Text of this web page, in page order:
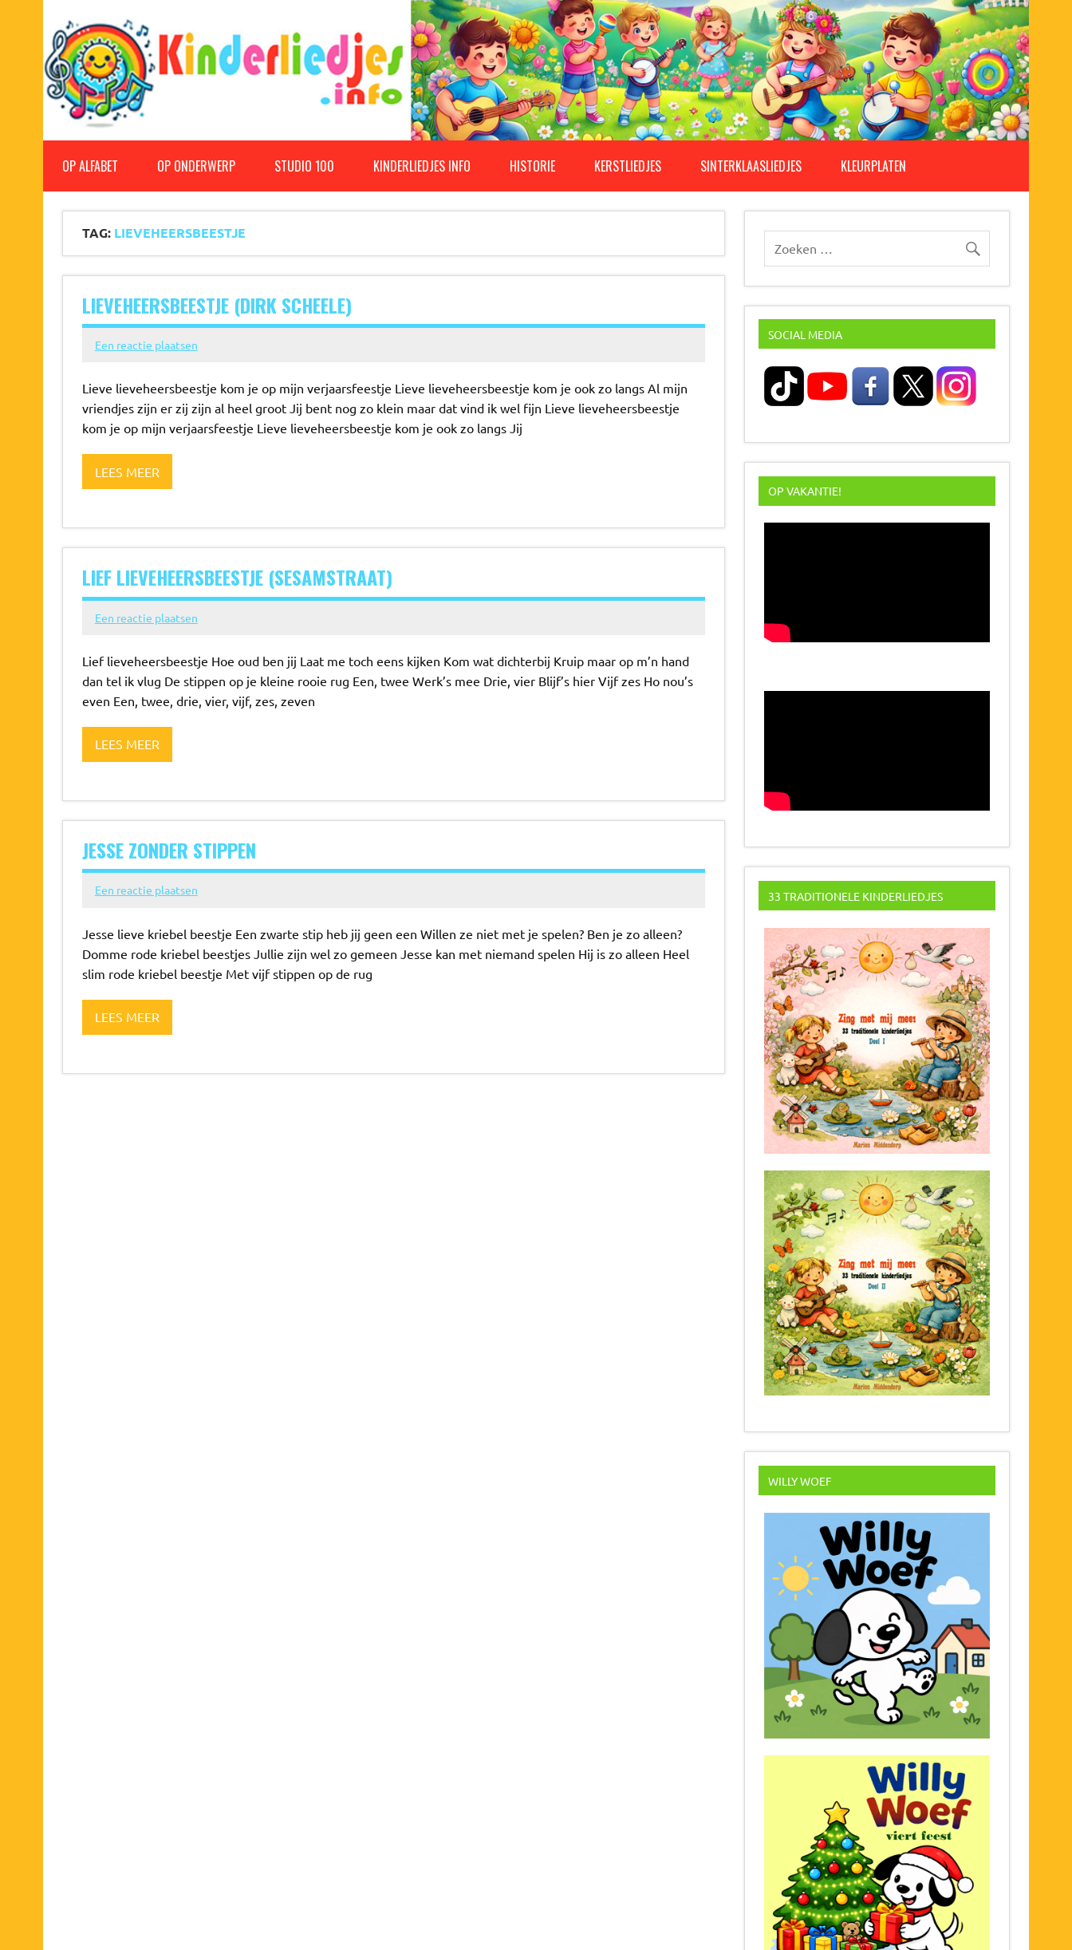
Kinderliedjes
OP ALFABET OP ONDERWERP STUDIO 100 KINDERLIEDJES INFO HISTORIE KERSTLIEDJES SINTERKLAASLIEDJES KLEURPLATEN
TAG: LIEVEHEERSBEESTJE
LIEVEHEERSBEESTJE (DIRK SCHEELE)
Een reactie plaatsen
Lieve lieveheersbeestje kom je op mijn verjaarsfeestje Lieve lieveheersbeestje kom je ook zo langs Al mijn
vriendjes zijn er zij zijn al heel groot Jij bent nog zo klein maar dat vind ik wel fijn Lieve lieveheersbeestje
kom je op mijn verjaarsfeestje Lieve lieveheersbeestje kom je ook zo langs Jij
LEES MEER
LIEF LIEVEHEERSBEESTJE (SESAMSTRAAT)
Een reactie plaatsen
Lief lieveheersbeestje Hoe oud ben jij Laat me toch eens kijken Kom wat dichterbij Kruip maar op m’n hand
dan tel ik vlug De stippen op je kleine rooie rug Een, twee Werk’s mee Drie, vier Blijf’s hier Vijf zes Ho nou’s
even Een, twee, drie, vier, vijf, zes, zeven
LEES MEER
JESSE ZONDER STIPPEN
Een reactie plaatsen
Jesse lieve kriebel beestje Een zwarte stip heb jij geen een Willen ze niet met je spelen? Ben je zo alleen?
Domme rode kriebel beestjes Jullie zijn wel zo gemeen Jesse kan met niemand spelen Hij is zo alleen Heel
slim rode kriebel beestje Met vijf stippen op de rug
LEES MEER
SOCIAL MEDIA
OP VAKANTIE!
33 TRADITIONELE KINDERLIEDJES
WILLY WOEF